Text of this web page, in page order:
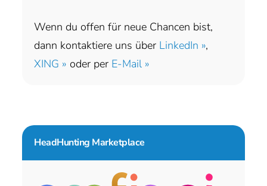
Wenn du offen für neue Chancen bist,
dann kontaktiere uns über LinkedIn »,
XING » oder per E-Mail »
HeadHunting Marketplace